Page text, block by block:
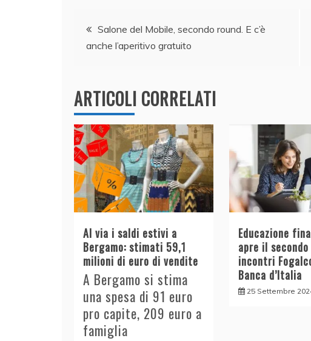
b
o
k
dI
n
A
p
vi
Navigazione
articoli
Salone del Mobile, secondo round. E c’è
anche l’aperitivo gratuito
ARTICOLI CORRELATI
Al via i saldi estivi a
Bergamo: stimati 59,1
milioni di euro di vendite
A Bergamo si stima
una spesa di 91 euro
pro capite, 209 euro a
famiglia
Educazione
apre il
incontri
Banca d’Italia
25 Settembre